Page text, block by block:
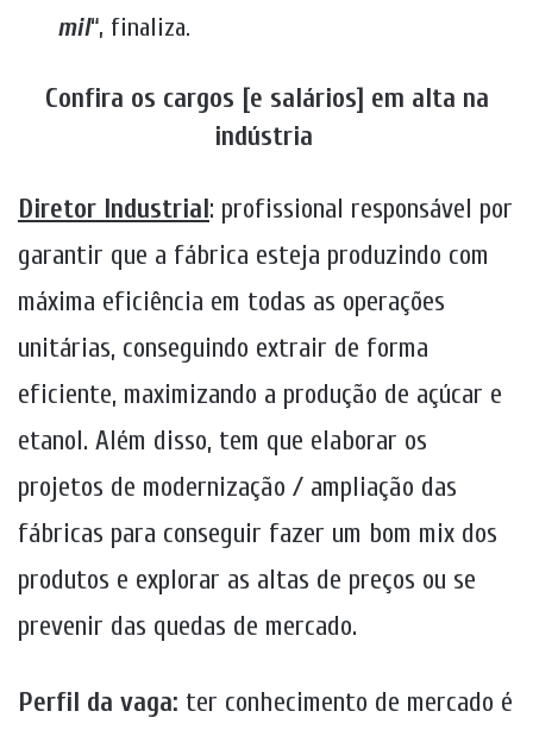
mil“, finaliza.
Confira os cargos [e salários] em alta na
indústria
Diretor Industrial: profissional responsável por
garantir que a fábrica esteja produzindo com
máxima eficiência em todas as operações
unitárias, conseguindo extrair de forma
eficiente, maximizando a produção de açúcar e
etanol. Além disso, tem que elaborar os
projetos de modernização / ampliação das
fábricas para conseguir fazer um bom mix dos
produtos e explorar as altas de preços ou se
prevenir das quedas de mercado.
Perfil da vaga: ter conhecimento de mercado é